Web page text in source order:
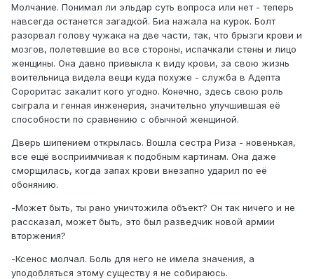
Молчание. Понимал ли эльдар суть вопроса или нет - теперь
навсегда останется загадкой. Биа нажала на курок. Болт
разорвал голову чужака на две части, так, что брызги крови и
мозгов, полетевшие во все стороны, испачкали стены и лицо
женщины. Она давно привыкла к виду крови, за свою жизнь
воительница видела вещи куда похуже - служба в Адепта
Сороритас закалит кого угодно. Конечно, здесь свою роль
сыграла и генная инженерия, значительно улучшившая её
способности по сравнению с обычной женщиной.
Дверь шипением открылась. Вошла сестра Риза - новенькая,
все ещё восприимчивая к подобным картинам. Она даже
сморщилась, когда запах крови внезапно ударил по её
обонянию.
-Может быть, ты рано уничтожила объект? Он так ничего и не
рассказал, может быть, это был разведчик новой армии
вторжения?
-Ксенос молчал. Боль для него не имела значения, а
уподобляться этому существу я не собираюсь.